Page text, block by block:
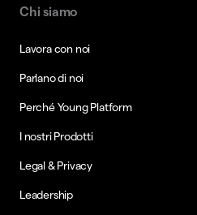
Chi siamo
Lavora con noi
Parlano di noi
Perché Young Platform
I nostri Prodotti
Legal & Privacy
Leadership